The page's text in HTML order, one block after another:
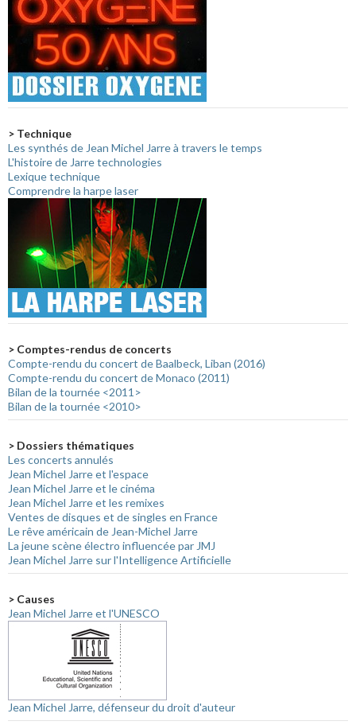
> Technique
Les synthés de Jean Michel Jarre à travers le temps
L'histoire de Jarre technologies
Lexique technique
Comprendre la harpe laser
> Comptes-rendus de concerts
Compte-rendu du concert de Baalbeck, Liban (2016)
Compte-rendu du concert de Monaco (2011)
Bilan de la tournée <2011>
Bilan de la tournée <2010>
> Dossiers thématiques
Les concerts annulés
Jean Michel Jarre et l'espace
Jean Michel Jarre et le cinéma
Jean Michel Jarre et les remixes
Ventes de disques et de singles en France
Le rêve américain de Jean-Michel Jarre
La jeune scène électro influencée par JMJ
Jean Michel Jarre sur l'Intelligence Artificielle
> Causes
Jean Michel Jarre et l'UNESCO
Jean Michel Jarre, défenseur du droit d'auteur